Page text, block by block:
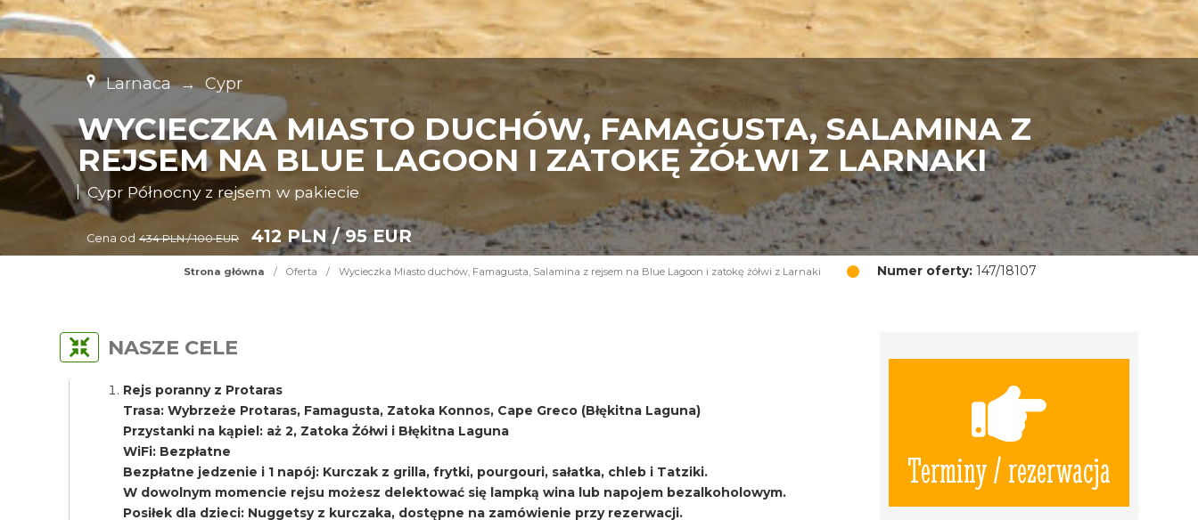
Larnaca → Cypr
WYCIECZKA MIASTO DUCHÓW, FAMAGUSTA, SALAMINA Z
REJSEM NA BLUE LAGOON I ZATOKĘ ŻÓŁWI Z LARNAKI
Cypr Północny z rejsem w pakiecie
Cena od 434 PLN / 100 EUR 412 PLN / 95 EUR
Strona główna / Oferta / Wycieczka Miasto duchów, Famagusta, Salamina z rejsem na Blue Lagoon i zatokę żółwi z Larnaki Numer oferty: 147/18107
Terminy / rezerwacja
NASZE CELE
Rejs poranny z Protaras
Trasa: Wybrzeże Protaras, Famagusta, Zatoka Konnos, Cape Greco (Błękitna Laguna)
Przystanki na kąpiel: aż 2, Zatoka Żółwi i Błękitna Laguna
WiFi: Bezpłatne
Bezpłatne jedzenie i 1 napój: Kurczak z grilla, frytki, pourgouri, sałatka, chleb i Tatziki.
W dowolnym momencie rejsu możesz delektować się lampką wina lub napojem bezalkoholowym.
Posiłek dla dzieci: Nuggetsy z kurczaka, dostępne na zamówienie przy rezerwacji.